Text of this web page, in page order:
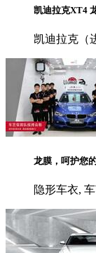
凯迪拉克XT4
凯迪拉克（
龙膜，呵护您
隐形车衣,